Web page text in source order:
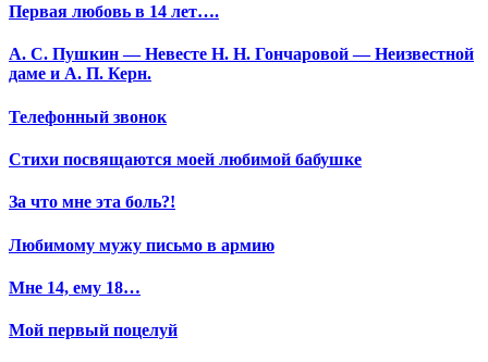
Первая любовь в 14 лет….
А. С. Пушкин — Невесте Н. Н. Гончаровой — Неизвестной
даме и А. П. Керн.
Телефонный звонок
Стихи посвящаются моей любимой бабушке
За что мне эта боль?!
Любимому мужу письмо в армию
Мне 14, ему 18…
Мой первый поцелуй